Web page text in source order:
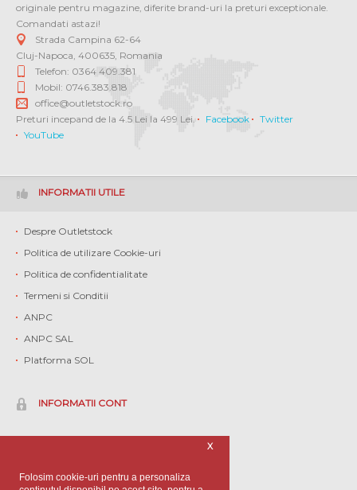
Folosim cookie-uri pentru a personaliza
X
originale pentru magazine, diferite brand-uri la preturi exceptionale.
Comandati astazi!
Strada Campina 62-64
Cluj-Napoca 400635 Romania
Telefon: 0364 409.381
Mobil: 0746.383.818
office@outletstock.ro
Preturi incepand de la 4.5 Lei la 499 Lei.
Facebook
Twitter
YouTube
INFORMATII UTILE
Despre Outletstock
Politica de utilizare Cookie-uri
Politica de confidentialitate
Termeni si Conditii
ANPC
ANPC SAL
Platforma SOL
INFORMATII CONT
Contact